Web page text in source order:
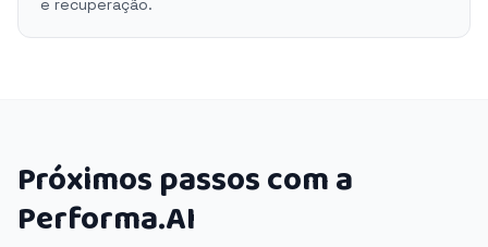
e recuperação.
Próximos passos com a
Performa.AI